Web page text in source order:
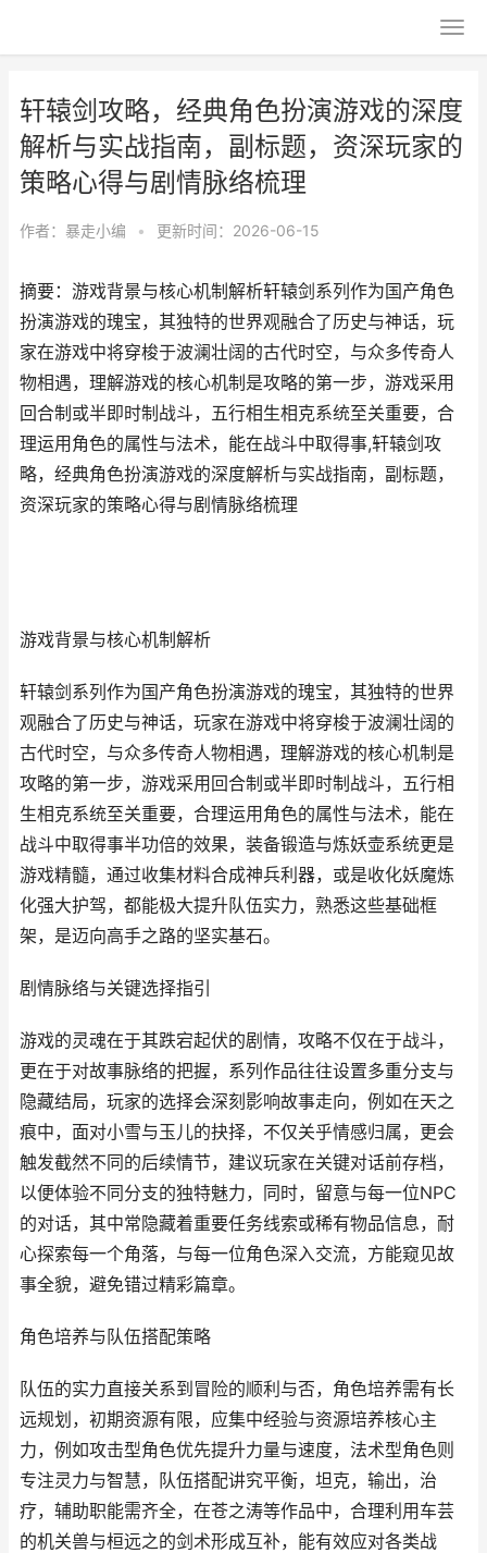
轩辕剑攻略，经典角色扮演游戏的深度
解析与实战指南，副标题，资深玩家的
策略心得与剧情脉络梳理
作者： 暴走小编 • 更新时间：2026-06-15
摘要：游戏背景与核心机制解析轩辕剑系列作为国产角色
扮演游戏的瑰宝，其独特的世界观融合了历史与神话，玩
家在游戏中将穿梭于波澜壮阔的古代时空，与众多传奇人
物相遇，理解游戏的核心机制是攻略的第一步，游戏采用
回合制或半即时制战斗，五行相生相克系统至关重要，合
理运用角色的属性与法术，能在战斗中取得事,轩辕剑攻
略，经典角色扮演游戏的深度解析与实战指南，副标题，
资深玩家的策略心得与剧情脉络梳理
游戏背景与核心机制解析
轩辕剑系列作为国产角色扮演游戏的瑰宝，其独特的世界
观融合了历史与神话，玩家在游戏中将穿梭于波澜壮阔的
古代时空，与众多传奇人物相遇，理解游戏的核心机制是
攻略的第一步，游戏采用回合制或半即时制战斗，五行相
生相克系统至关重要，合理运用角色的属性与法术，能在
战斗中取得事半功倍的效果，装备锻造与炼妖壶系统更是
游戏精髓，通过收集材料合成神兵利器，或是收化妖魔炼
化强大护驾，都能极大提升队伍实力，熟悉这些基础框
架，是迈向高手之路的坚实基石。
剧情脉络与关键选择指引
游戏的灵魂在于其跌宕起伏的剧情，攻略不仅在于战斗，
更在于对故事脉络的把握，系列作品往往设置多重分支与
隐藏结局，玩家的选择会深刻影响故事走向，例如在天之
痕中，面对小雪与玉儿的抉择，不仅关乎情感归属，更会
触发截然不同的后续情节，建议玩家在关键对话前存档，
以便体验不同分支的独特魅力，同时，留意与每一位NPC
的对话，其中常隐藏着重要任务线索或稀有物品信息，耐
心探索每一个角落，与每一位角色深入交流，方能窥见故
事全貌，避免错过精彩篇章。
角色培养与队伍搭配策略
队伍的实力直接关系到冒险的顺利与否，角色培养需有长
远规划，初期资源有限，应集中经验与资源培养核心主
力，例如攻击型角色优先提升力量与速度，法术型角色则
专注灵力与智慧，队伍搭配讲究平衡，坦克，输出，治
疗，辅助职能需齐全，在苍之涛等作品中，合理利用车芸
的机关兽与桓远之的剑术形成互补，能有效应对各类战